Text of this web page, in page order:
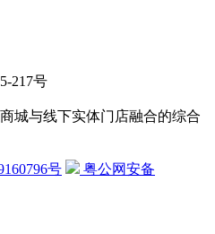
217号
号
粤公网安备